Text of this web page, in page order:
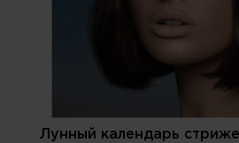
Лунный календарь